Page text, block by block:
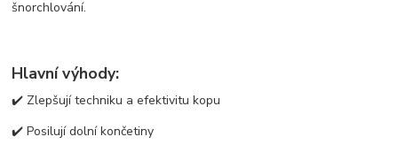
šnorchlování.
Hlavní výhody:
✔️ Zlepšují techniku a efektivitu kopu
✔️ Posilují dolní končetiny